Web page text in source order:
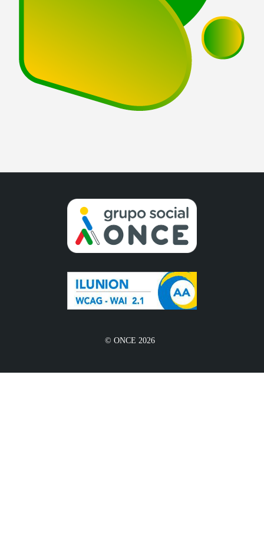
© ONCE 2026